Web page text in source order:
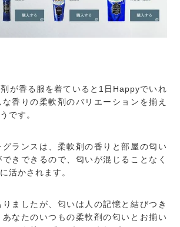
が香る服を着ていると1日Happyでいれ
香りの柔軟剤のバリエーションを揃え
です。
ランスは、柔軟剤の香りと部屋の匂い
きできるので、匂いが混じることなく
活かされます。
ましたが、匂いは人の記憶と結びつき
なたのいつもの柔軟剤の匂いとお揃い